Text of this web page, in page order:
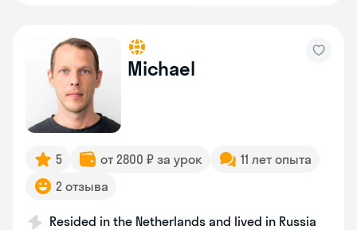
Michael
5 от 2800 ₽ за урок
11 лет опыта
2 отзыва
Resided in the Netherlands and lived in Russia